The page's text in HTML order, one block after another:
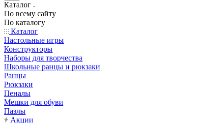
Каталог
По всему сайту
По каталогу
Каталог
Настольные игры
Конструкторы
Наборы для творчества
Школьные ранцы и рюкзаки
Ранцы
Рюкзаки
Пеналы
Мешки для обуви
Пазлы
Акции